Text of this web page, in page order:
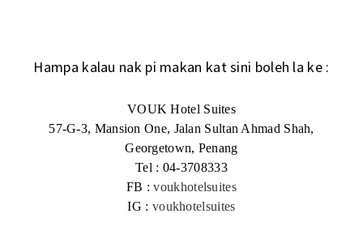
Hampa kalau nak pi makan kat sini boleh la ke :
VOUK Hotel Suites
57-G-3, Mansion One, Jalan Sultan Ahmad Shah,
Georgetown, Penang
Tel : 04-3708333
FB :voukhotelsuites
IG : voukhotelsuites